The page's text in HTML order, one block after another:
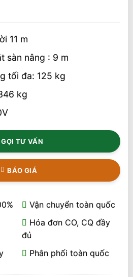
11 m
sàn nâng : 9 m
tối đa: 125 kg
kg
GỌI TƯ VẤN
BÁO GIÁ
Vận chuyển toàn quốc
Hóa đơn CO, CQ đầy
đủ
Phân phối toàn quốc